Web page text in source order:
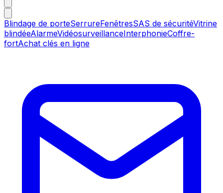
Blindage de porteSerrureFenêtresSAS de sécuritéVitrine
blindéeAlarmeVidéosurveillanceInterphonieCoffre-
fortAchat clés en ligne